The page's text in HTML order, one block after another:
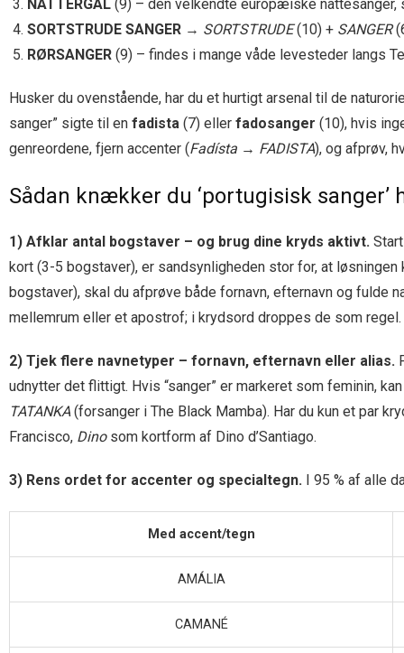
NATTERGAL (9) – den velkendte europæiske
SORTSTRUDE SANGER → SORTSTRUDE(10) + SANGER
RØRSANGER (9) – findes i mange våde leve­steder langs
Husker du ovenstående, har du et hurtigt arsenal til de
sanger” sigte til en fadista (7) eller fadosanger (10), hvis
genreordene, fjern accenter (Fadísta → FADISTA), og afprøv,
Sådan knækker du ‘portugisisk
1) Afklar antal bogstaver – og brug dine kryds aktivt.
kort (3-5 bogstaver), er sandsynligheden stor for, at
bogstaver), skal du afprøve både fornavn, efternavn og fulde
mellemrum eller et apostrof; i krydsord droppes de som regel.
2) Tjek flere navne­typer – fornavn, efternavn eller alias.
udnytter det flittigt. Hvis “sanger” er markeret som feminin,
TATANKA(forsanger i The Black Mamba). Har du kun et par
Francisco, Dinosom kortform af Dino d’Santiago.
3) Rens ordet for accenter og specialtegn. I 95 % af alle
Med accent/tegn
AMÁLIA
CAMANÉ